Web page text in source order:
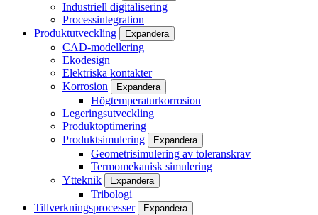
Industriell digitalisering
Processintegration
Produktutveckling
Expandera
CAD-modellering
Ekodesign
Elektriska kontakter
Korrosion
Expandera
Högtemperaturkorrosion
Legeringsutveckling
Produktoptimering
Produktsimulering
Expandera
Geometrisimulering av toleranskrav
Termomekanisk simulering
Ytteknik
Expandera
Tribologi
Tillverkningsprocesser
Expandera